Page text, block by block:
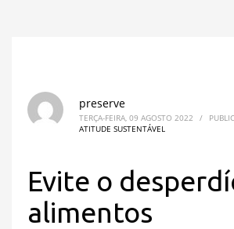
preserve
TERÇA-FEIRA, 09 AGOSTO 2022 /
ATITUDE SUSTENTÁVEL
Evite o
alimentos